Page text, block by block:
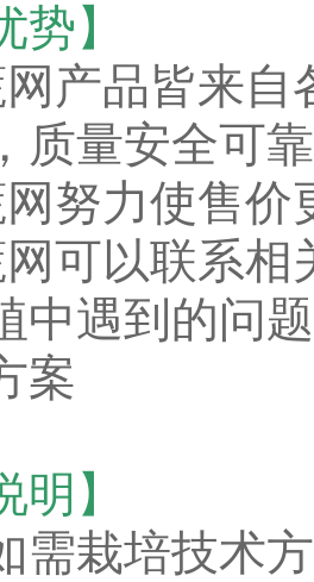
势】
产品皆来自
质量安全可靠
努力使售
可以联系
中遇到的问
案
明】
需栽培技术